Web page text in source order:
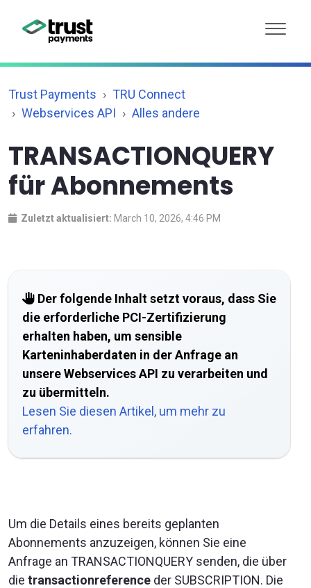
Trust Payments
TRU Connect
Webservices API
Alles andere
TRANSACTIONQUERY
für Abonnements
Zuletzt aktualisiert: March 10, 2026, 4:46 PM
Der folgende Inhalt setzt voraus, dass Sie
die erforderliche PCI-Zertifizierung
erhalten haben, um sensible
Karteninhaberdaten in der Anfrage an
unsere Webservices API zu verarbeiten und
zu übermitteln.
Lesen Sie diesen Artikel, um mehr zu
erfahren.
Um die Details eines bereits geplanten
Abonnements anzuzeigen, können Sie eine
Anfrage an TRANSACTIONQUERY senden, die über
die transactionreference der SUBSCRIPTION. Die